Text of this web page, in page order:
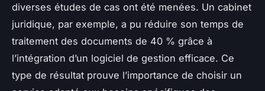
diverses études de cas ont été menées. Un cabinet
juridique, par exemple, a pu réduire son temps de
traitement des documents de 40 % grâce à
l’intégration d’un logiciel de gestion efficace. Ce
type de résultat prouve l’importance de choisir un